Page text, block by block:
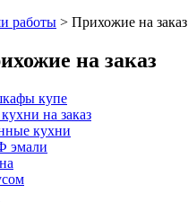
работы > Прихожие на заказ
на заказ
купе
на заказ
кухни
эмали